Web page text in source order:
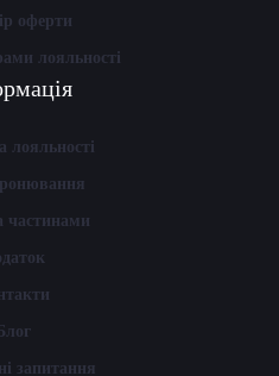
оферти
лояльності
лояльності
частинами
Блог
запитання